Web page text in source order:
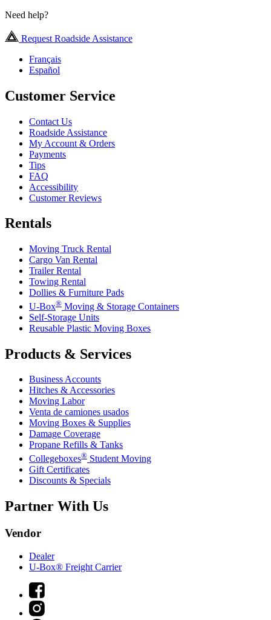
Need help?
Request Roadside Assistance
Français
Español
Customer Service
Contact Us
Roadside Assistance
My Account & Orders
Payments
Tips
FAQ
Accessibility
Customer Reviews
Rentals
Moving Truck Rental
Cargo Van Rental
Trailer Rental
Towing Rental
Dollies & Furniture Pads
U-Box® Moving & Storage Containers
Self-Storage Units
Reusable Plastic Moving Boxes
Products & Services
Business Accounts
Hitches & Accessories
Moving Labor
Venta de camiones usados
Moving Boxes & Supplies
Damage Coverage
Propane Refills & Tanks
Collegeboxes® Student Moving
Gift Certificates
Discounts & Specials
Partner With Us
Vendor
Dealer
U-Box® Freight Carrier